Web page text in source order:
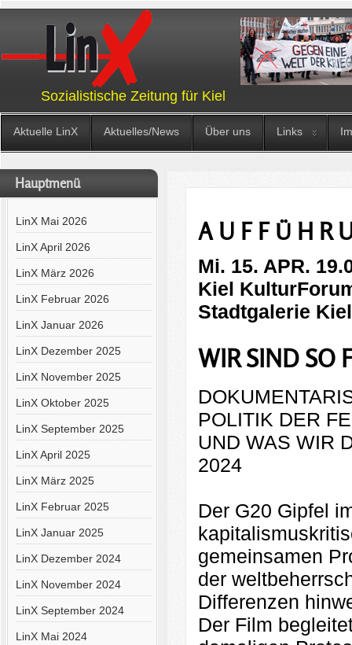
Sozialistische Zeitung für Kiel
Aktuelle LinX Aktuelles/News Über uns Links
Hauptmenü
LinX Mai 2026
LinX April 2026
LinX März 2026
LinX Februar 2026
LinX Januar 2026
LinX Dezember 2025
LinX November 2025
LinX Oktober 2025
LinX September 2025
LinX April 2025
LinX März 2025
LinX Februar 2025
LinX Januar 2025
LinX Dezember 2024
LinX November 2024
LinX September 2024
LinX Mai 2024
A U F F Ü H R
Mi. 15. APR.
Kiel
Stadtgalerie
WIR SIND SO
POLITIK DER
UND WAS WIR
2024
Der G20 Gipfel
gemeinsamen
der
Differenzen
Der Film